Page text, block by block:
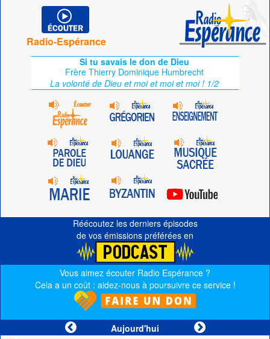
Radio-Espérance
Si tu savais le don de Dieu
Frère Thierry Dominique Humbrecht
La volonté de Dieu et moi et moi et moi ! 1/2
Réécoutez les derniers épisodes
de vos émissions préférées en
Vous aimez écouter Radio Espérance ?
Cela a un coût : aidez-nous à poursuivre ce service !
Aujourd'hui